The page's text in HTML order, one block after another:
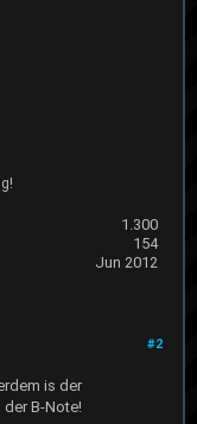
1.300
154
Jun 2012
#2
is der
B-Note!